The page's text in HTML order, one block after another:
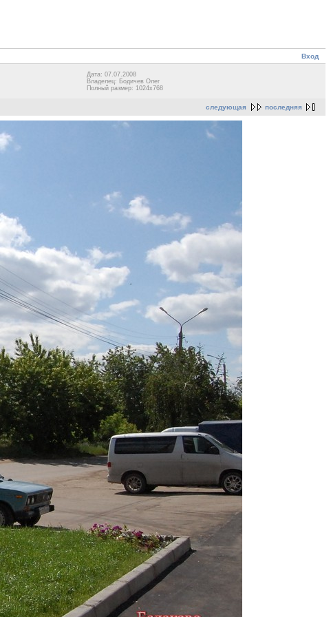
Вход
Дата: 07.07.2008
Владелец: Бодичев Олег
Полный размер: 1024x768
следующая последняя